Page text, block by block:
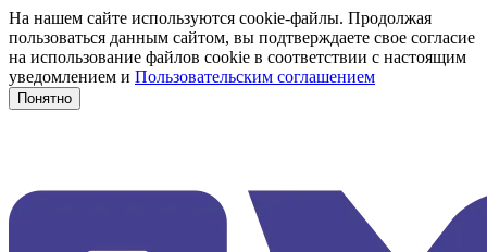
На нашем сайте используются cookie-файлы. Продолжая
пользоваться данным сайтом, вы подтверждаете свое согласие
на использование файлов cookie в соответствии с настоящим
уведомлением и Пользовательским соглашением
Понятно